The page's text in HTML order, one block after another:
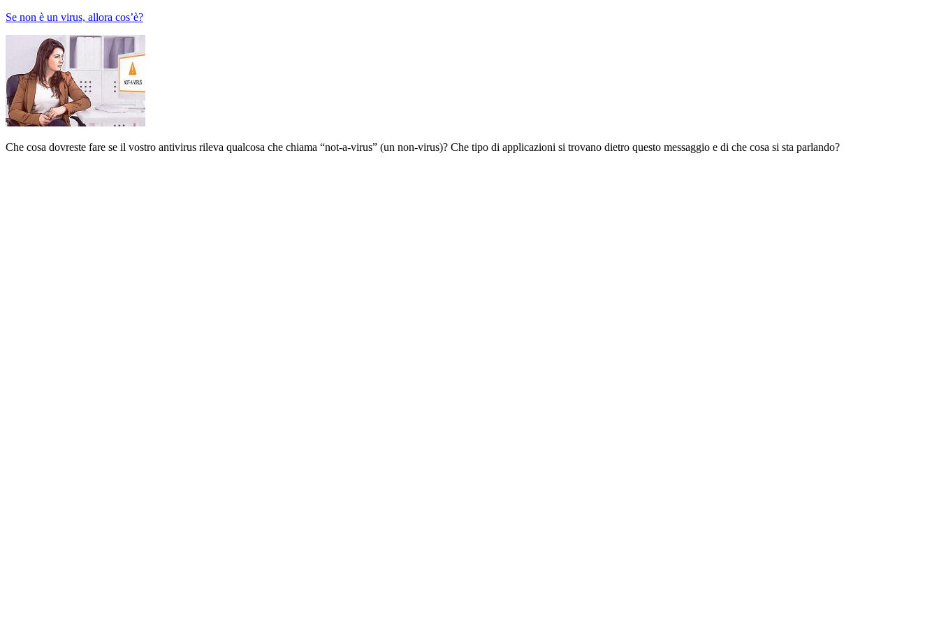
Se non è un virus, allora cos’è?
Che cosa dovreste fare se il vostro antivirus rileva qualcosa che chiama “not-a-virus” (un non-virus)? Che tipo di applicazioni si trovano dietro questo messaggio e di che cosa si sta parlando?